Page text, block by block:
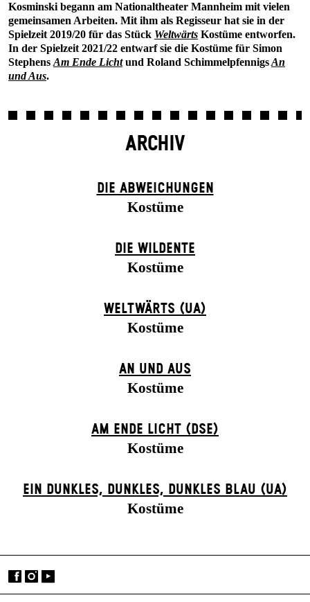
Kosminski begann am Nationaltheater Mannheim mit vielen
gemeinsamen Arbeiten. Mit ihm als Regisseur hat sie in der
Spielzeit 2019/20 für das Stück Weltwärts Kostüme entworfen.
In der Spielzeit 2021/22 entwarf sie die Kostüme für Simon
Stephens Am Ende Lichtund Roland SchimmelpfennigsAn
und Aus.
ARCHIV
DIE ABWEICHUNGEN
Kostüme
DIE WILDENTE
Kostüme
WELTWÄRTS (UA)
Kostüme
AN UND AUS
Kostüme
AM ENDE LICHT (DSE)
Kostüme
EIN DUNK­LES, DUNK­LES, DUNK­LES BLAU (UA)
Kostüme